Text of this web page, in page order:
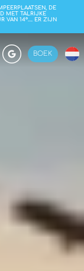
DE
MET TALRIJKE
VAN 14°…. ER ZIJN
BOEK